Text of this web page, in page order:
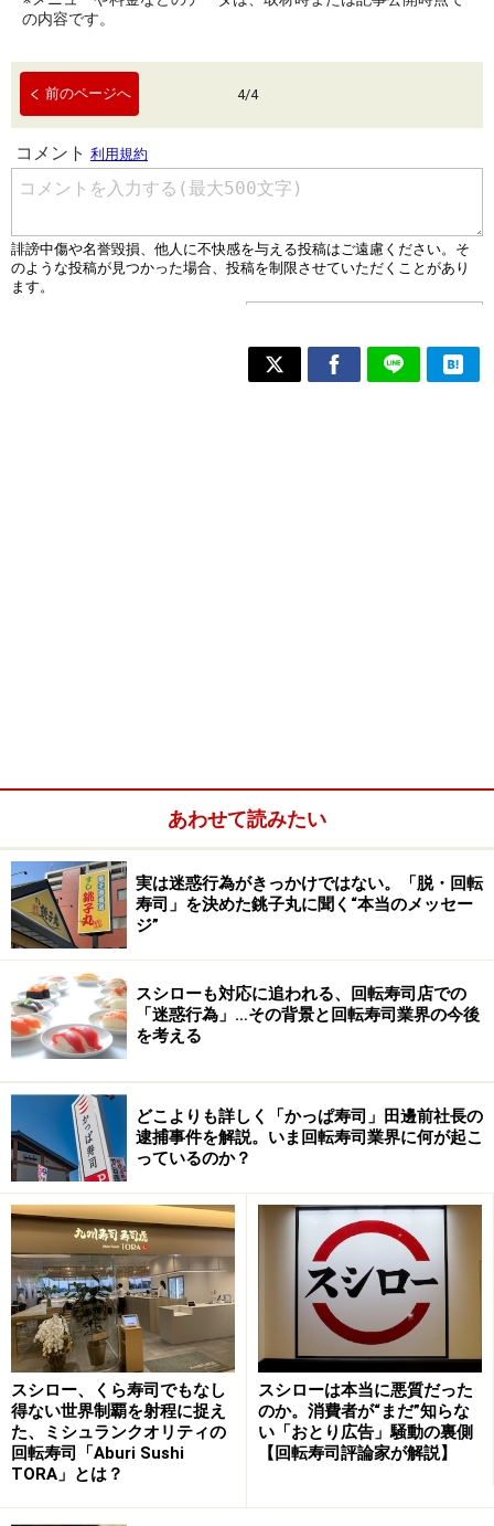
の内容です。
前のページへ 4/4
あわせて読みたい
実は迷惑行為がきっかけではない。「脱・回転
寿司」を決めた銚子丸に聞く“本当のメッセー
ジ”
スシローも対応に追われる、回転寿司店での
「迷惑行為」…その背景と回転寿司業界の今後
を考える
どこよりも詳しく「かっぱ寿司」田邊前社長の
逮捕事件を解説。いま回転寿司業界に何が起こ
っているのか？
スシロー、くら寿司でもなし
得ない世界制覇を射程に捉え
た、ミシュランクオリティの
回転寿司「Aburi Sushi
TORA」とは？
スシローは本当に悪質だった
のか。消費者が“まだ”知らな
い「おとり広告」騒動の裏側
【回転寿司評論家が解説】